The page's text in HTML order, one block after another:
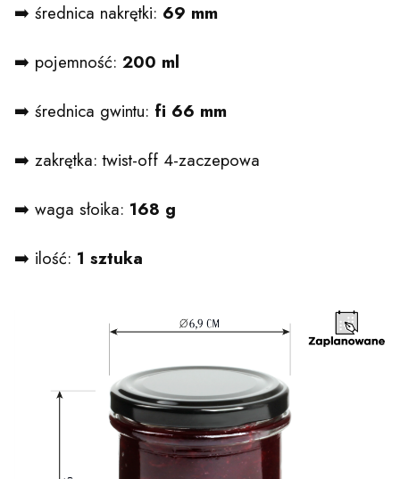
➡️ średnica nakrętki: 69 mm
➡️ pojemność: 200 ml
➡️ średnica gwintu: fi 66 mm
➡️ zakrętka: twist-off 4-zaczepowa
➡️ waga słoika: 168 g
➡️ ilość: 1 sztuka